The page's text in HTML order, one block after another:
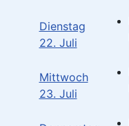
Dienstag
22. Juli
Mittwoch
23. Juli